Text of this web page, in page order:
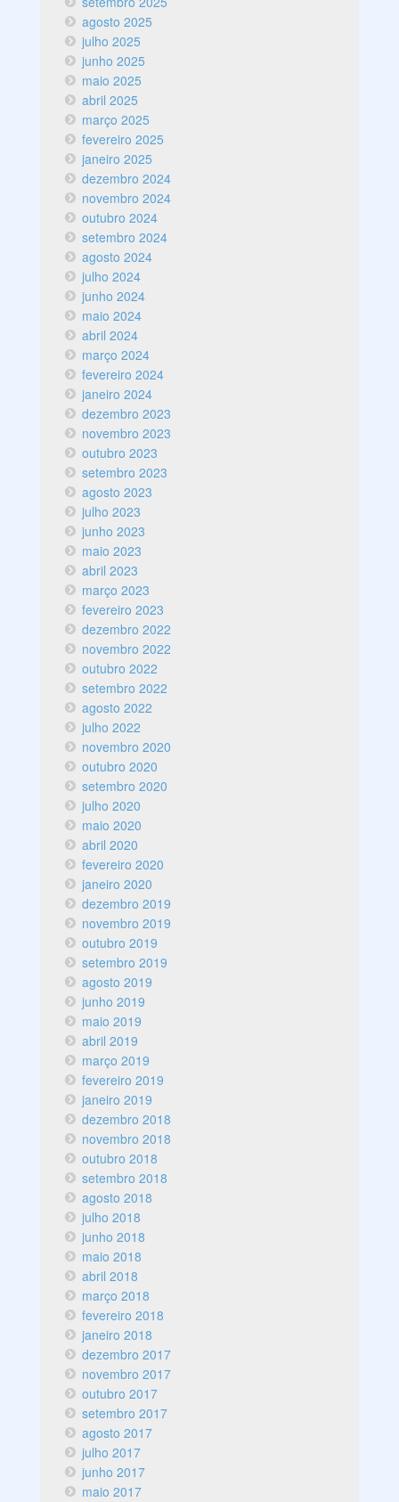
agosto 2025
julho 2025
junho 2025
maio 2025
abril 2025
março 2025
fevereiro 2025
janeiro 2025
dezembro 2024
novembro 2024
outubro 2024
setembro 2024
agosto 2024
julho 2024
junho 2024
maio 2024
abril 2024
março 2024
fevereiro 2024
janeiro 2024
dezembro 2023
novembro 2023
outubro 2023
setembro 2023
agosto 2023
julho 2023
junho 2023
maio 2023
abril 2023
março 2023
fevereiro 2023
dezembro 2022
novembro 2022
outubro 2022
setembro 2022
agosto 2022
julho 2022
novembro 2020
outubro 2020
setembro 2020
julho 2020
maio 2020
abril 2020
fevereiro 2020
janeiro 2020
dezembro 2019
novembro 2019
outubro 2019
setembro 2019
agosto 2019
junho 2019
maio 2019
abril 2019
março 2019
fevereiro 2019
janeiro 2019
dezembro 2018
novembro 2018
outubro 2018
setembro 2018
agosto 2018
julho 2018
junho 2018
maio 2018
abril 2018
março 2018
fevereiro 2018
janeiro 2018
dezembro 2017
novembro 2017
outubro 2017
setembro 2017
agosto 2017
julho 2017
junho 2017
maio 2017